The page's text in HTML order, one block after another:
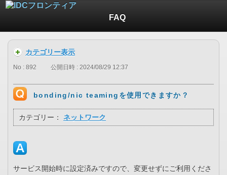
FAQ
カテゴリー表示
No : 892 公開日時 : 2024/08/29 12:37
bonding/nic teamingを使用できますか？
カテゴリー： ネットワーク
サービス開始時に設定済みですので、変更せずにご利用くださ